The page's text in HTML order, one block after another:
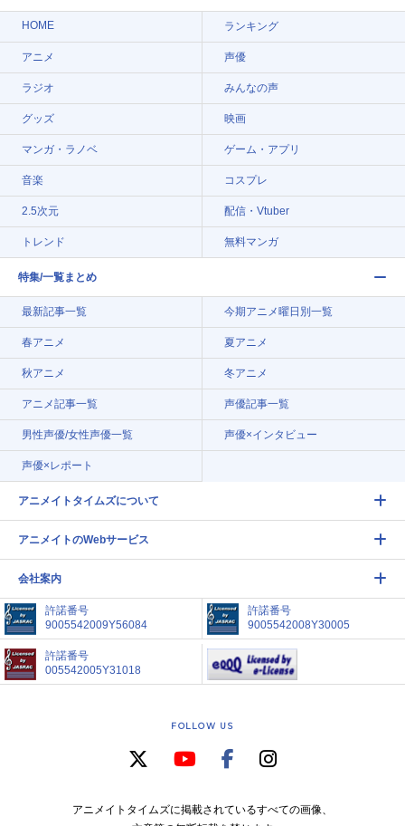
HOME ランキング
アニメ 声優
ラジオ みんなの声
グッズ 映画
マンガ・ラノベ ゲーム・アプリ
音楽 コスプレ
2.5次元 配信・Vtuber
トレンド 無料マンガ
特集/一覧まとめ
最新記事一覧 今期アニメ曜日別一覧
春アニメ 夏アニメ
秋アニメ 冬アニメ
アニメ記事一覧 声優記事一覧
男性声優/女性声優一覧 声優×インタビュー
声優×レポート
アニメイトタイムズについて
アニメイトのWebサービス
会社案内
許諾番号
9005542009Y56084
許諾番号
9005542008Y30005
許諾番号
005542005Y31018
FOLLOW US
アニメイトタイムズに掲載されているすべての画像、